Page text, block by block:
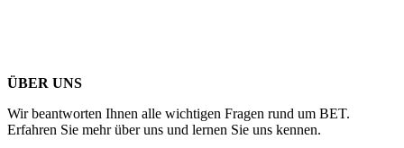
ÜBER UNS
Wir beantworten Ihnen alle wichtigen Fragen rund um BET.
Erfahren Sie mehr über uns und lernen Sie uns kennen.